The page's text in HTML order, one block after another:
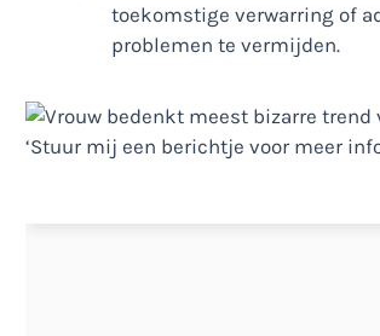
toekomstige verwarring of
problemen te vermijden.